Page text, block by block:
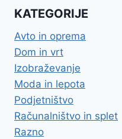
KATEGORIJE
Avto in oprema
Dom in vrt
Izobraževanje
Moda in lepota
Podjetništvo
Računalništvo in splet
Razno